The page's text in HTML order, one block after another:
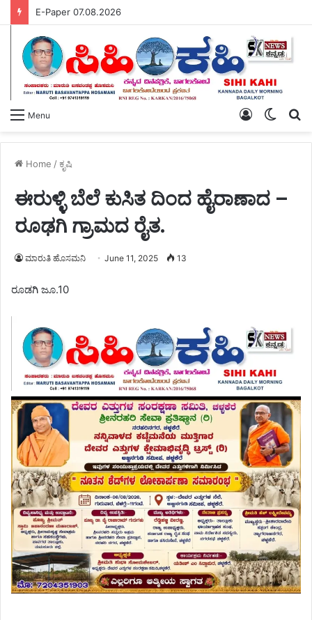
E-Paper 07.08.2026
Menu
Switch
Log
Home /ಕೃಷಿ
ಈರುಳ್ಳಿ ಬೆಲೆ ಕುಸಿತ ದಿಂದ ಹೈರಾಣಾದ –
ರೂಢಗಿ ಗ್ರಾಮದ ರೈತ.
ಮಾರುತಿ ಹೊಸಮನಿ June 11, 2025 13
ರೂಡಗಿ ಜೂ.10